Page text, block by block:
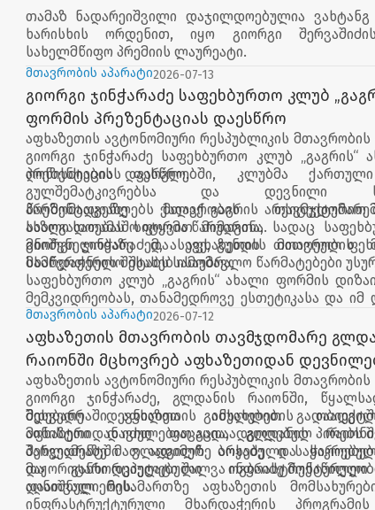
თამაზ ნადარეიშვილი დაჯილდოებულია
ხარისხის ორდენით, იყო გიორგი
სახელმწიფო პრემიის ლაურეატი.
მთავრობის აპარატი2026-07-13
გიორგი ჯინჭარაძე საფეხბურთო კლუბ
ფორმის პრეზენტაციას დაესწრო
აფხაზეთის ავტონომიური რესპუბლიკის
გიორგი ჯინჭარაძე საფეხბურთო კლუბ „გაგრის“
პრეზენტაციას დაესწრო.
ღონისძიების ფარგლებში, კლუბმა
გულშემატკივრებსა და დევნილი
წარმომადგენლებს ქალაქ გაგრის არქიტექტურით
ახალი სათამაშო ფორმა წარუდგინა.
პრეზენტაციაზე მთავრობის
საზოგადოებას სიტყვით მიმართა, სადაც
მნიშვნელობაზე და აფხაზეთის მთავრობის
მხარდაჭერის შესახებ ისაუბრა.
გიორგი ჯინჭარაძემ, ასევე, გუნდის თითოეულ
სამწვრთნელო შტაბს სამომავლო წარმატებები
საფეხბურთო კლუბ „გაგრის“ ახალი ფორმის
მემკვიდრეობას, თანამედროვე ესთეტიკასა და იმ
აერთიანებს, რომელიც კლუბის იდენტობას
პროექტის მთავარ მიზანს ერთიანობის იდეის
კლუბის თანამედროვე ხედვის
წარმოადგენს.
მთავრობის აპარატი2026-07-12
აფხაზეთის მთავრობის თავმჯდომარე
რაიონში მცხოვრებ აფხაზეთიდან
აფხაზეთის ავტონომიური რესპუბლიკის
გიორგი ჯინჭარაძე, გლდანის რაიონში,
მდებარე დევნილთა განსახლების
აფხაზეთიდან იძულებით გადაადგილებულ პირებს
შეხვედრაში აფხაზეთის იძულებით
მინისტრი დავით ფაცაცია, გლდანის
პარლამენტში ვლადიმერ ბოჟაძე და
მაჟორიტარი დეპუტატი შალვა ოგბაიძე
შეხვედრაზე მათ ადგილზე არსებული
და განხორციელებული ინფრასტრუქტურული
დაათვალიერეს.
აღნიშნულ მისამართზე აფხაზეთის
ინფრასტრუქტურული მხარდაჭერის